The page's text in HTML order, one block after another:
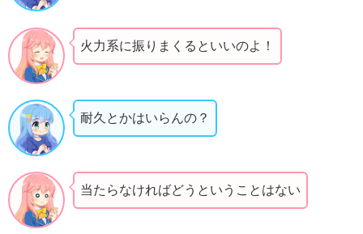
火力系に振りまくるといいのよ！
耐久とかはいらんの？
当たらなければどうということはない